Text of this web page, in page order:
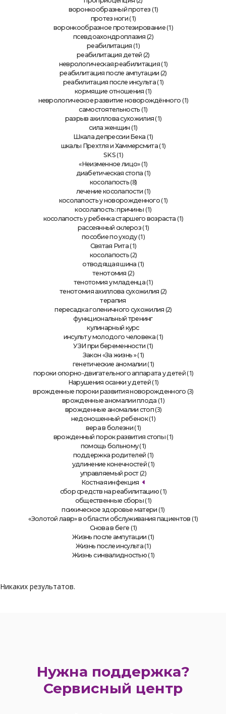
воронкообразный протез (1)
протез ноги (1)
воронкообразное протезирование(1)
псевдоахондроплазия (2)
реабилитация (1)
реабилитация детей (2)
неврологическая реабилитация (1)
реабилитация после ампутации (2)
реабилитация после инсульта(1)
кормящие отношения (1)
неврологическое развитие новорождённого (1)
самостоятельность (1)
разрыв ахиллова сухожилия (1)
сила женщин (1)
Шкала депрессии Бека (1)
шкалы Прехтля и Хаммерсмита(1)
SKS(1)
«Неизменное лицо»(1)
диабетическая стопа (1)
косолапость (8)
лечение косолапости (1)
косолапость у новорожденного (1)
косолапость: причины (1)
косолапость у ребенка старшего возраста (1)
рассеянный склероз (1)
пособие по уходу(1)
Святая Рита (1)
косолапость (2)
отводящая шина (1)
тенотомия (2)
тенотомия у младенца(1)
тенотомия ахиллова сухожилия (2)
терапия
пересадка голеничного сухожилия (2)
функциональный тренинг
кулинарный курс
инсульт у молодого человека(1)
УЗИ при беременности (1)
Закон «За жизнь » (1)
генетические аномалии (1)
пороки опорно-двигательного аппарата у детей (1)
Нарушения осанки у детей (1)
врожденные пороки развития новорожденного (3)
врожденные аномалии плода (1)
врожденные аномалии стоп (3)
недоношенный ребенок(1)
вера в болезни (1)
врожденный порок развития стопы (1)
помощь больному(1)
поддержка родителей (1)
удлинение конечностей (1)
управляемый рост(2)
Костная инфекция
сбор средств на реабилитацию (1)
общественные сборы (1)
психическое здоровье матери (1)
«Золотой лавр» в области обслуживания пациентов (1)
Снова в беге (1)
Жизнь после ампутации (1)
Жизнь после инсульта(1)
Жизнь с инвалидностью (1)
Никаких результатов.
Нужна поддержка?
Сервисный центр